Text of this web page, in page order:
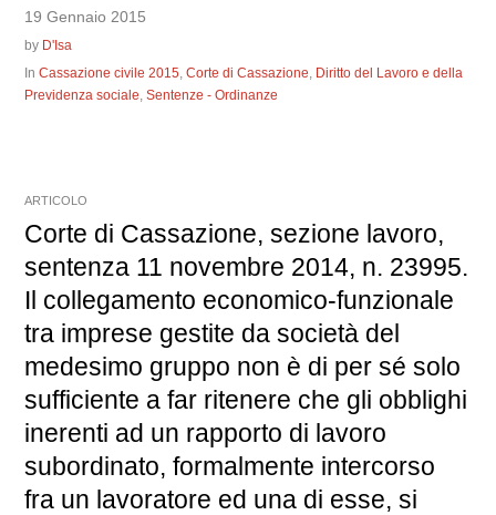
19 Gennaio 2015
by D'Isa
InCassazione civile 2015,Corte di Cassazione, Diritto del Lavoro e della
Previdenza sociale,Sentenze - Ordinanze
ARTICOLO
Corte di Cassazione, sezione lavoro,
sentenza 11 novembre 2014, n. 23995.
Il collegamento economico-funzionale
tra imprese gestite da società del
medesimo gruppo non è di per sé solo
sufficiente a far ritenere che gli obblighi
inerenti ad un rapporto di lavoro
subordinato, formalmente intercorso
fra un lavoratore ed una di esse, si